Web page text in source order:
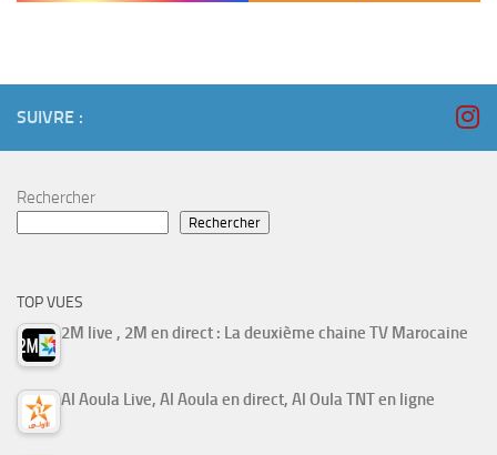
SUIVRE :
Rechercher
Rechercher
TOP VUES
2M live , 2M en direct : La deuxième chaine TV Marocaine
Al Aoula Live, Al Aoula en direct, Al Oula TNT en ligne